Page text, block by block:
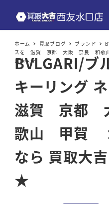
ホーム 買取ブログ ブランド
スを 滋賀 京都 大阪 奈良 和歌
口店へ★
BVLGARI/ブ
キーリング
滋賀 京都
歌山 甲賀
なら 買取大
★